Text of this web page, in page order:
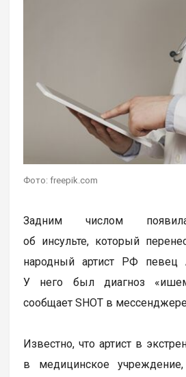
Фото: freepik.com
Задним числом
об инсульте, который
народный артист РФ певец
У него был диагноз
сообщает SHOT в
Известно, что артист в
в медицинское